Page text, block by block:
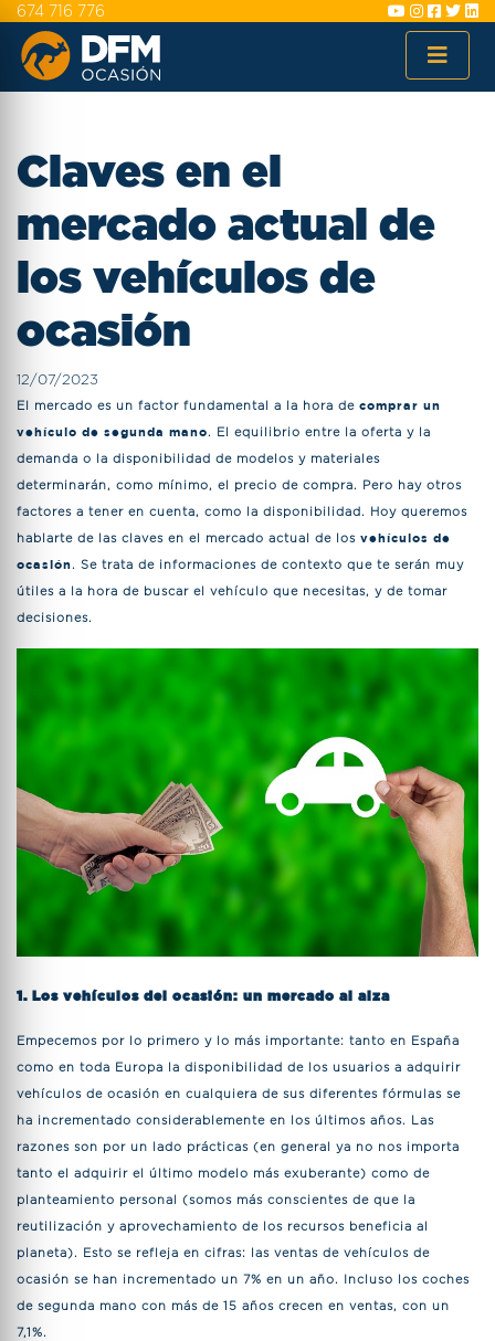
674 716 776
Claves en el
mercado actual de
los vehículos de
ocasión
12/07/2023
El mercado es un factor fundamental a la hora de comprar un
vehículo de segunda mano. El equilibrio entre la oferta y la
demanda o la disponibilidad de modelos y materiales
determinarán, como mínimo, el precio de compra. Pero hay otros
factores a tener en cuenta, como la disponibilidad. Hoy queremos
hablarte de las claves en el mercado actual de los vehículos de
ocasión. Se trata de informaciones de contexto que te serán muy
útiles a la hora de buscar el vehículo que necesitas, y de tomar
decisiones.
1. Los vehículos del ocasión: un mercado al alza
Empecemos por lo primero y lo más importante: tanto en España
como en toda Europa la disponibilidad de los usuarios a adquirir
vehículos de ocasión en cualquiera de sus diferentes fórmulas se
ha incrementado considerablemente en los últimos años. Las
razones son por un lado prácticas (en general ya no nos importa
tanto el adquirir el último modelo más exuberante) como de
planteamiento personal (somos más conscientes de que la
reutilización y aprovechamiento de los recursos beneficia al
planeta). Esto se refleja en cifras: las ventas de vehículos de
ocasión se han incrementado un 7% en un año. Incluso los coches
de segunda mano con más de 15 años crecen en ventas, con un
7,1%.